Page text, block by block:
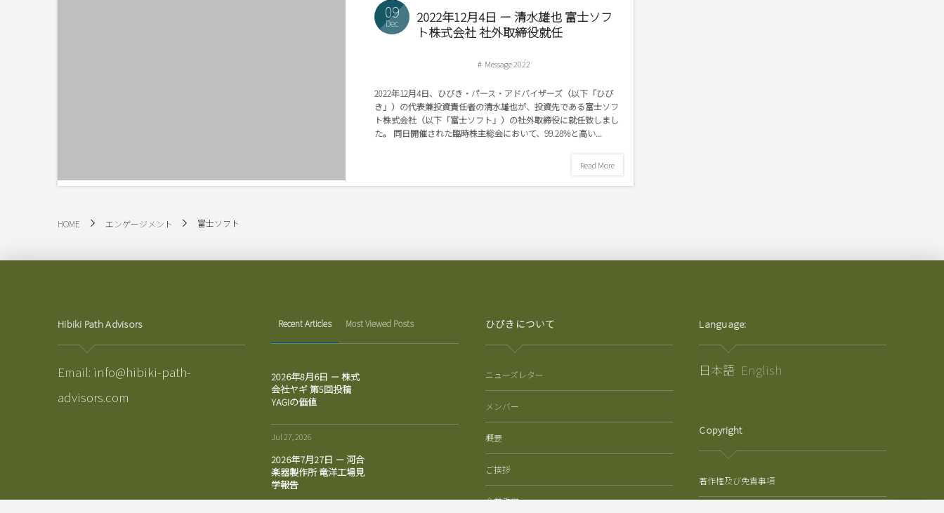
09
Dec
2022年12月4日 ー 清水雄也 富士ソフ
ト株式会社 社外取締役就任
Message 2022
2022年12月4日、ひびき・パース・アドバイザーズ（以下「ひび
き」）の代表兼投資責任者の清水雄也が、投資先である富士ソフ
ト株式会社（以下「富士ソフト」）の社外取締役に就任致しまし
た。 同日開催された臨時株主総会において、99.28%と高い...
Read More
HOME エンゲージメント 富士ソフト
Hibiki Path Advisors
Email: info@hibiki-path-
advisors.com
Recent Articles Most Viewed Posts
2026年8月6日 － 株式
会社ヤギ 第5回投稿
YAGIの価値
Jul 27, 2026
2026年7月27日 － 河合
楽器製作所 竜洋工場見
学報告
ひびきについて
ニューズレター
メンバー
概要
ご挨拶
企業哲学
Language:
日本語 English
Copyright
著作権及び免責事項